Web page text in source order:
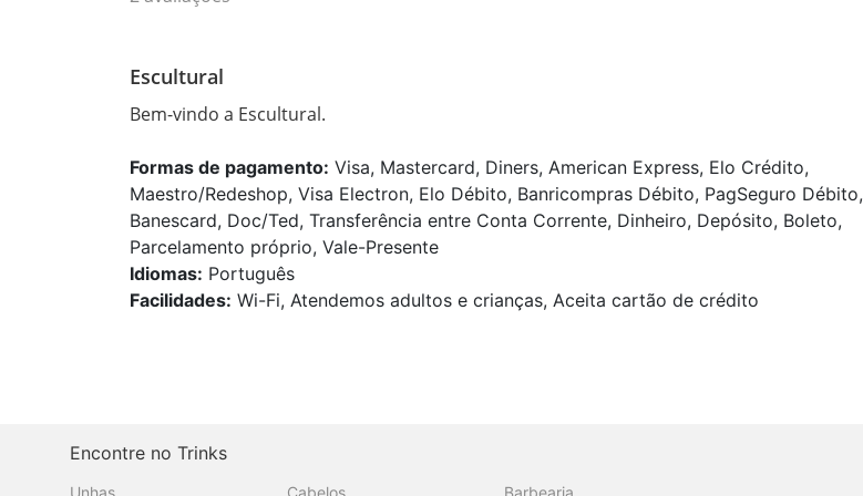
Escultural
Bem-vindo a Escultural.
Formas de pagamento: Visa, Mastercard, Diners, American Express, Elo Crédito,
Maestro/Redeshop, Visa Electron, Elo Débito, Banricompras Débito, PagSeguro Débito,
Banescard, Doc/Ted, Transferência entre Conta Corrente, Dinheiro, Depósito, Boleto,
Parcelamento próprio, Vale-Presente
Idiomas: Português
Facilidades: Wi-Fi, Atendemos adultos e crianças, Aceita cartão de crédito
Encontre no Trinks
Unhas Cabelos Barbearia